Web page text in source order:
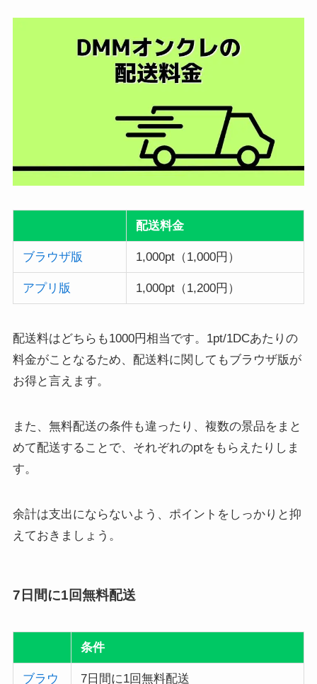
配送料金
ブラウザ版 1,000pt（1,000円）
アプリ版 1,000pt（1,200円）
配送料はどちらも1000円相当です。1pt/1DCあたりの
料金がことなるため、配送料に関してもブラウザ版が
お得と言えます。
また、無料配送の条件も違ったり、複数の景品をまと
めて配送することで、それぞれのptをもらえたりしま
す。
余計は支出にならないよう、ポイントをしっかりと抑
えておきましょう。
7日間に1回無料配送
条件
ブラウ
7日間に1回無料配送